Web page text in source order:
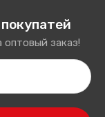
заказ!